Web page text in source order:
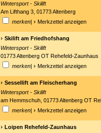
Wintersport - Skilift
Am Lifthang 3, 01773 Altenberg
merken| Merkzettel anzeigen
Skilift am Friedhofshang
Wintersport - Skilift
01773 Altenberg OT Rehefeld-Zaunhaus
merken| Merkzettel anzeigen
Sessellift am Fleischerhang
Wintersport - Skilift
am Hemmschuh, 01773 Altenberg OT
merken| Merkzettel anzeigen
Loipen Rehefeld-Zaunhaus